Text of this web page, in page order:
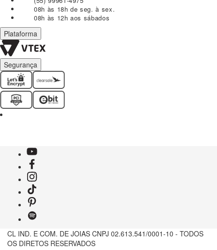
08h às 18h de seg. à sex.
08h às 12h aos sábados
Plataforma
Segurança
CL IND. E COM. DE JOIAS CNPJ 02.613.541/0001-10 - TODOS
OS DIRETOS RESERVADOS